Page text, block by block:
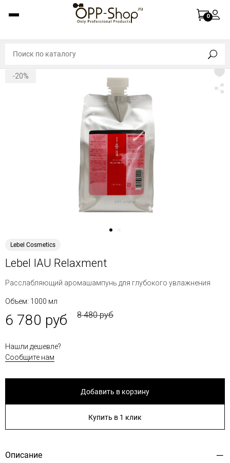
0
-20%
Lebel Cosmetics
Lebel IAU Relaxment
Расслабляющий аромашампунь для глубокого увлажнения
Объем: 1000 мл
6 780 руб 8 480 руб
Нашли дешевле?
Сообщите нам
Добавить в корзину
Купить в 1 клик
Описание